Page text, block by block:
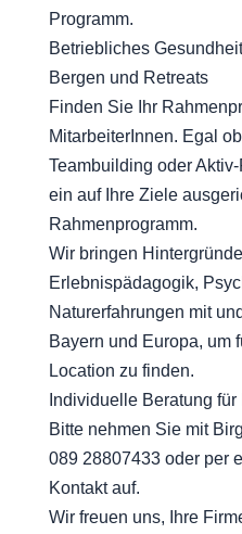
Programm.
Betriebliches
Bergen und Retreats
Finden Sie Ihr
MitarbeiterInnen. Egal
Teambuilding oder
ein auf Ihre Ziele
Rahmenprogramm.
Wir bringen
Erlebnispädagogik,
Naturerfahrungen mit
Bayern und Europa, um
Location zu finden.
Individuelle Beratung für
Bitte nehmen Sie mit
089 28807433 oder per
Kontakt auf.
Wir freuen uns, Ihre